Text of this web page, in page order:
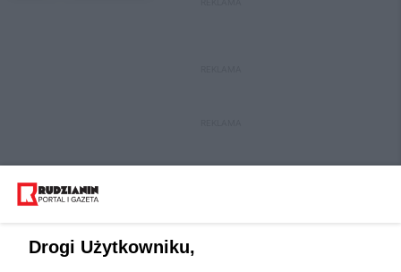
Drogi Użytkowniku,